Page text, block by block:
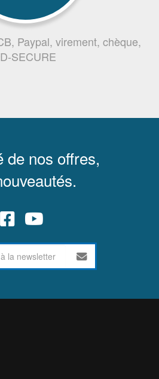
Paypal, virement, chèque,
SECURE
de nos offres,